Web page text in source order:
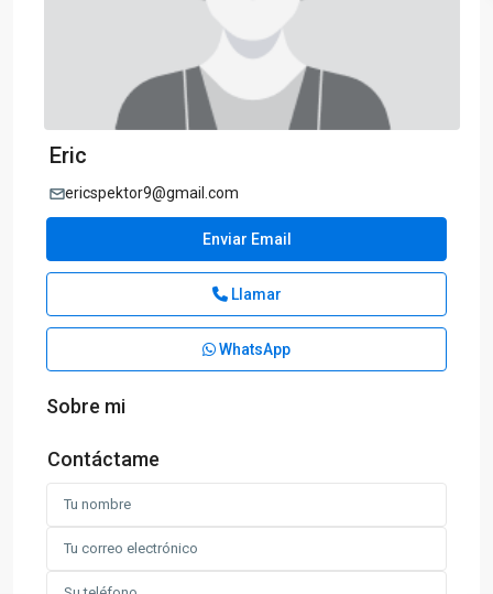
Eric
ericspektor9@gmail.com
Enviar Email
Llamar
WhatsApp
Sobre mi
Contáctame